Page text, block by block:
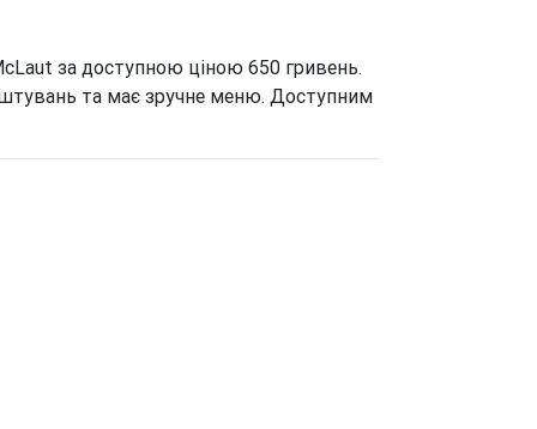
за доступною ціною 650 гривень.
та має зручне меню. Доступним